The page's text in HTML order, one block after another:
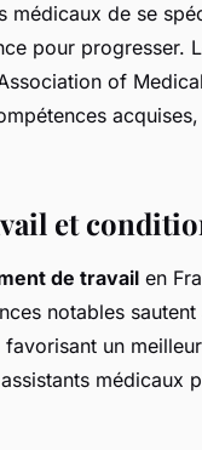
médicaux de se
pour
of
et
de travail en
notables
un
médicaux